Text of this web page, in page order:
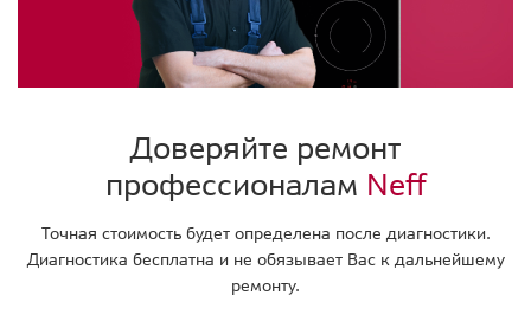
Доверяйте ремонт
профессионалам Neff
Точная стоимость будет определена после диагностики.
Диагностика бесплатна и не обязывает Вас к дальнейшему
ремонту.